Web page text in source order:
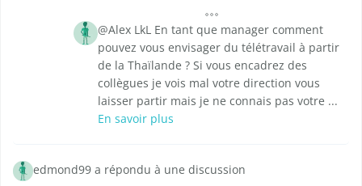
@Alex LkL En tant que manager comment
pouvez vous envisager du télétravail à partir
de la Thaïlande ? Si vous encadrez des
collègues je vois mal votre direction vous
laisser partir mais je ne connais pas votre ...
En savoir plus
edmond99 a répondu à une discussion